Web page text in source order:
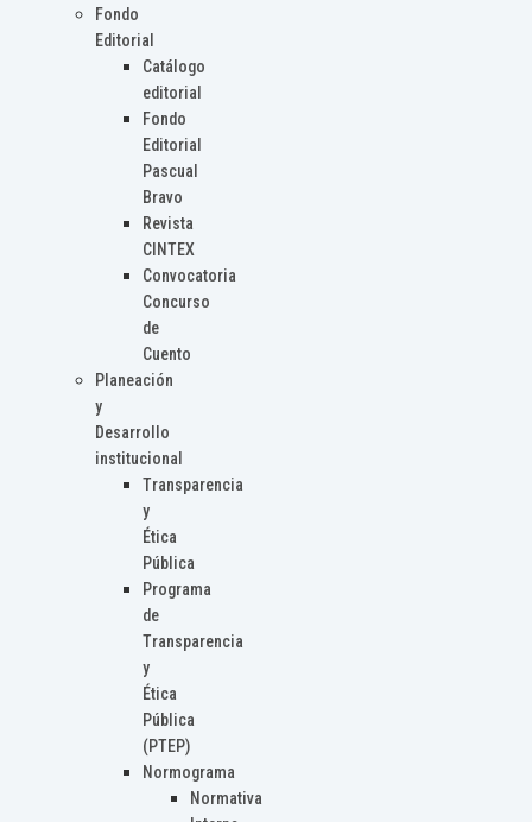
Fondo
Editorial
Catálogo
editorial
Fondo
Editorial
Pascual
Bravo
Revista
CINTEX
Convocatoria
Concurso
de
Cuento
Planeación
y
Desarrollo
institucional
Transparencia
y
Ética
Pública
Programa
de
Transparencia
y
Ética
Pública
(PTEP)
Normograma
Normativa